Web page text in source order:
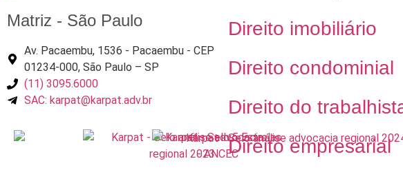
Matriz - São Paulo
Av. Pacaembu, 1536 - Pacaembu - CEP
01234-000, São Paulo – SP
(11) 3095.6000
SAC: karpat@karpat.adv.br
Direito imobiliário
Direito condominial
Direito do
Direito empresarial